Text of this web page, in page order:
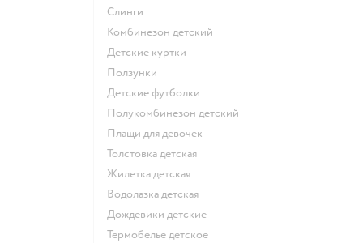
Слинги
Комбинезон детский
Детские куртки
Ползунки
Детские футболки
Полукомбинезон детский
Плащи для девочек
Толстовка детская
Жилетка детская
Водолазка детская
Дождевики детские
Термобелье детское